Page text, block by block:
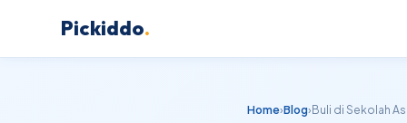
Pickiddo.
Home›Blog› Buli di Sekolah